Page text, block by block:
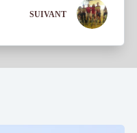
SUIVANT